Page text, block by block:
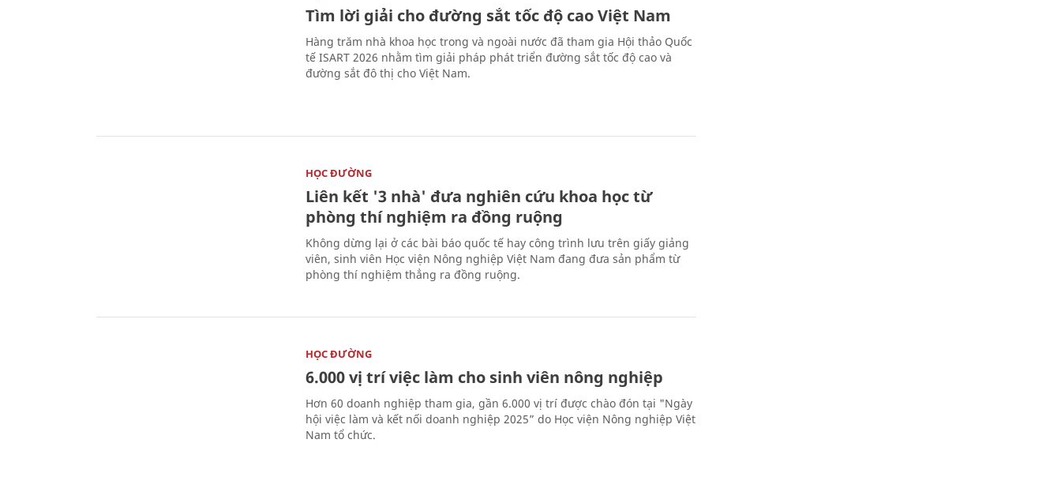
Tìm lời giải cho đường sắt tốc độ cao Việt Nam
Hàng trăm nhà khoa học trong và ngoài nước đã tham gia Hội thảo Quốc
tế ISART 2026 nhằm tìm giải pháp phát triển đường sắt tốc độ cao và
đường sắt đô thị cho Việt Nam.
HỌC ĐƯỜNG
Liên kết '3 nhà' đưa nghiên cứu khoa học từ
phòng thí nghiệm ra đồng ruộng
Không dừng lại ở các bài báo quốc tế hay công trình lưu trên giấy giảng
viên, sinh viên Học viện Nông nghiệp Việt Nam đang đưa sản phẩm từ
phòng thí nghiệm thẳng ra đồng ruộng.
HỌC ĐƯỜNG
6.000 vị trí việc làm cho sinh viên nông nghiệp
Hơn 60 doanh nghiệp tham gia, gần 6.000 vị trí được chào đón tại "Ngày
hội việc làm và kết nối doanh nghiệp 2025” do Học viện Nông nghiệp Việt
Nam tổ chức.